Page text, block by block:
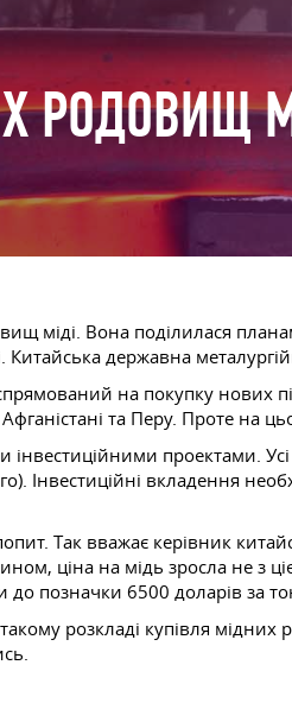
РОДОВИЩ
міді. Вона поділилася
Китайська державна
на покупку нових
та Перу. Проте на
проектами.
Інвестиційні вкладення
Так вважає керівник
ціна на мідь зросла не з
позначки 6500 доларів за
розкладі купівля